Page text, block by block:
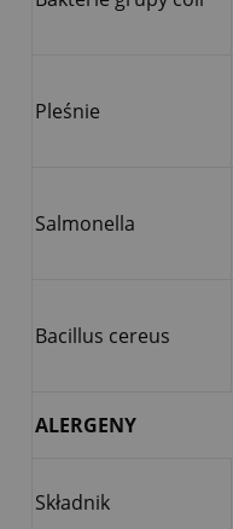
Pleśnie
Salmonella
Bacillus cereus
ALERGENY
Składnik